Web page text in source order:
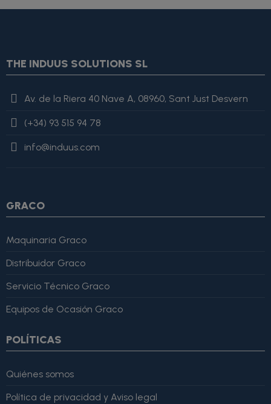
THE INDUUS SOLUTIONS SL
Av. de la Riera 40 Nave A, 08960, Sant Just Desvern
(+34) 93 515 94 78
info@induus.com
GRACO
Maquinaria Graco
Distribuidor Graco
Servicio Técnico Graco
Equipos de Ocasión Graco
POLÍTICAS
Quiénes somos
Política de privacidad y Aviso legal
value=$imagesJson|cat:'"'}{assign var="imagesJson"
value=$imagesJson|cat:$image.url}{assign var="imagesJson"
value=$imagesJson|cat:', "'}{assign var="imagesJson"
value=$imagesJson|cat:'"'} {/if} {/foreach}
Martínez" }, "reviewRating": { "@type": "Rating", "ratingValue":